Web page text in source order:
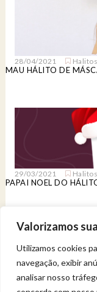
Valorizamos
Utilizamos cookies
navegação, exibir
analisar nosso
28/04/2021
MAU HÁLITO DE
29/03/2021
PAPAI NOEL DO
Venha
Entregue a sua